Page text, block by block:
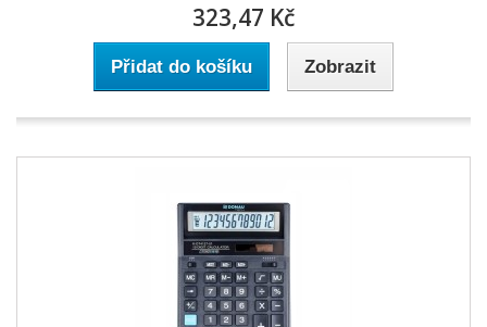
323,47 Kč
Přidat do košíku Zobrazit